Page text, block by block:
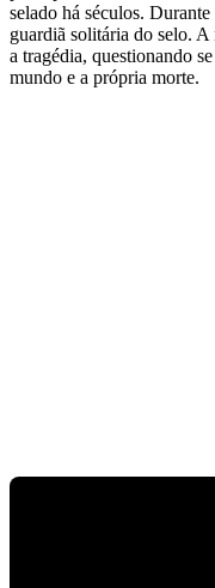
selado há séculos.
guardiã solitária do selo.
a tragédia, questionando
mundo e a própria morte.